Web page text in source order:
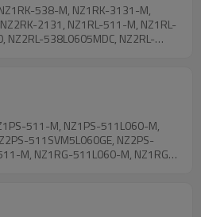
538-M, NZ1RK-3131-M,
2131, NZ1RL-511-M, NZ1RL-
538L0605MDC, NZ2RL-
511-M, NZ1PS-511L060-M,
511SVM5L060GE, NZ2PS-
M, NZ1RG-511L060-M, NZ1RG-